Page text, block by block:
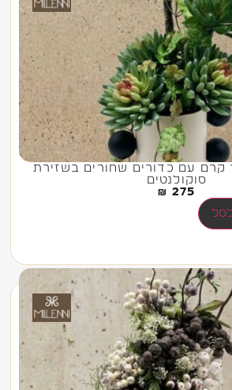
קרם עם כדורים שחורים בשזירת
סוקולנטים
275
₪